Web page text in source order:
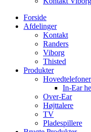
Forside
Afdelinger
Kontakt
Randers
Viborg
Thisted
Produkter
Hovedtelefoner
In-Ear
Over-Ear
Højttalere
TV
Pladespillere